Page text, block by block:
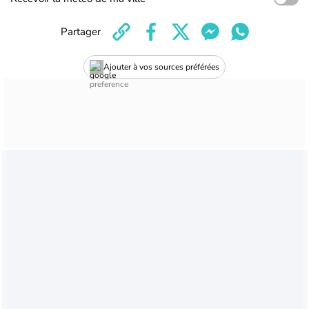
Ajouter à vos sources préférées
Partager